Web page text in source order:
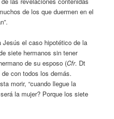
de los que duermen en el
Jesús el caso hipotético de la
siete hermanos sin tener
de su esposo (Cfr. Dt
con todos los demás.
morir, “cuando llegue la
la mujer? Porque los siete